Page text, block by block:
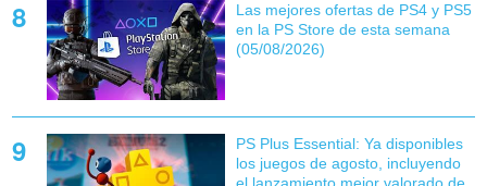
Las mejores ofertas de PS4 y PS5
en la PS Store de esta semana
(05/08/2026)
PS Plus Essential: Ya disponibles
los juegos de agosto, incluyendo